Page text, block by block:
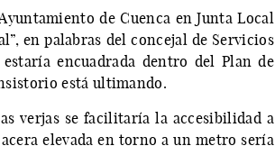
de Cuenca en Junta Local
en palabras del concejal de Servicios
encuadrada dentro del Plan de
está ultimando.
verjas se facilitaría la accesibilidad a
elevada en torno a un metro sería